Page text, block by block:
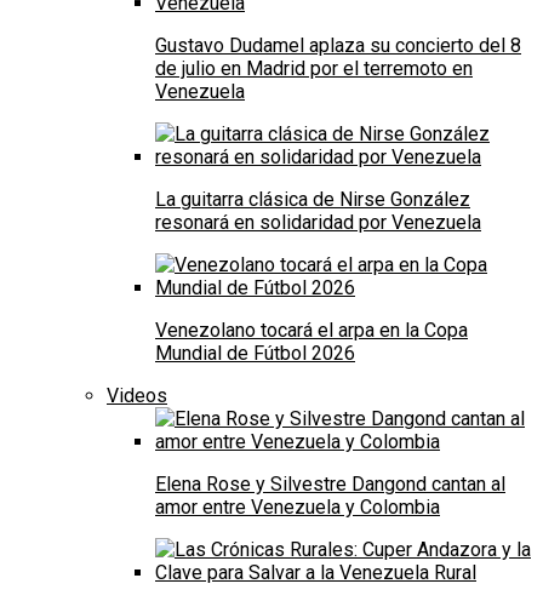
Gustavo Dudamel aplaza su concierto del 8
de julio en Madrid por el terremoto en
Venezuela
La guitarra clásica de Nirse González
resonará en solidaridad por Venezuela
Venezolano tocará el arpa en la Copa
Mundial de Fútbol 2026
Videos
Elena Rose y Silvestre Dangond cantan al
amor entre Venezuela y Colombia